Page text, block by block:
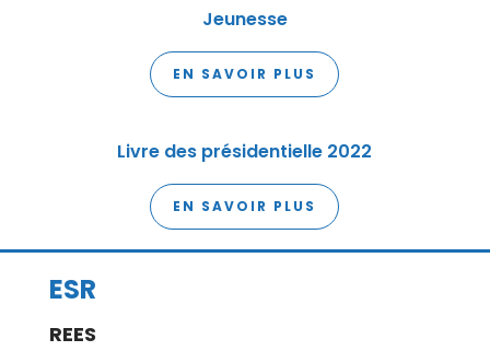
Jeunesse
EN SAVOIR PLUS
Livre des présidentielle 2022
EN SAVOIR PLUS
ESR
REES